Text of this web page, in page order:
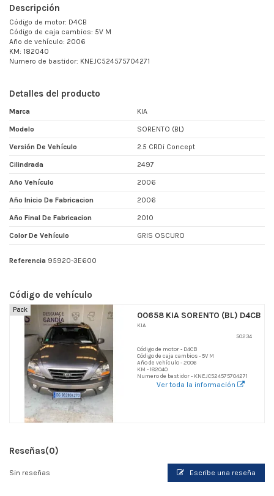
Descripción
Código de motor: D4CB
Código de caja cambios: 5V M
Año de vehículo: 2006
KM: 182040
Numero de bastidor: KNEJC524575704271
Detalles del producto
Marca KIA
Modelo SORENTO (BL)
Versión De Vehículo 2.5 CRDi Concept
Cilindrada 2497
Año Vehículo 2006
Año Inicio De Fabricacion 2006
Año Final De Fabricacion 2010
Color De Vehículo GRIS OSCURO
Referencia 95920-3E600
Código de vehículo
Pack
00658 KIA SORENTO (BL) D4CB
KIA
50234
Código de motor - D4CB
Código de caja cambios - 5V M
Año de vehículo - 2006
KM - 182040
Numero de bastidor - KNEJC524575704271
Ver toda la información
Reseñas(0)
Sin reseñas Escribe una reseña